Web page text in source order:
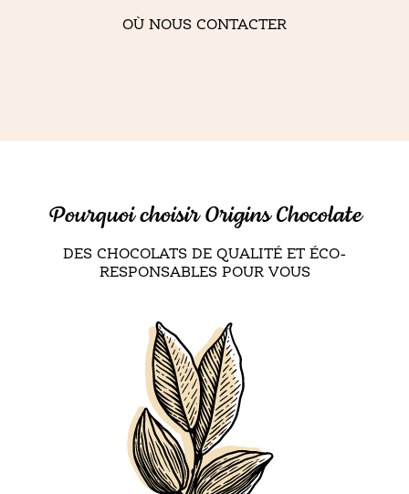
OÙ NOUS CONTACTER
Pourquoi choisir Origins Chocolate
DES CHOCOLATS DE QUALITÉ ET ÉCO-
RESPONSABLES POUR VOUS